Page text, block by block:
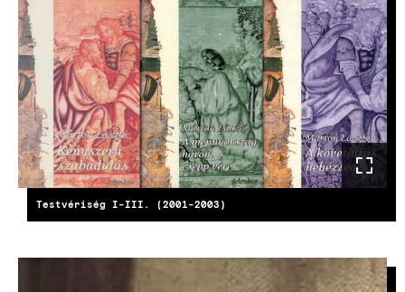
Testvériség I-III. (2001-2003)
KÉP